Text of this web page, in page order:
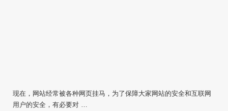
现在，网站经常被各种网页挂马，为了保障大家网站的安全和互联网
用户的安全，有必要对 …